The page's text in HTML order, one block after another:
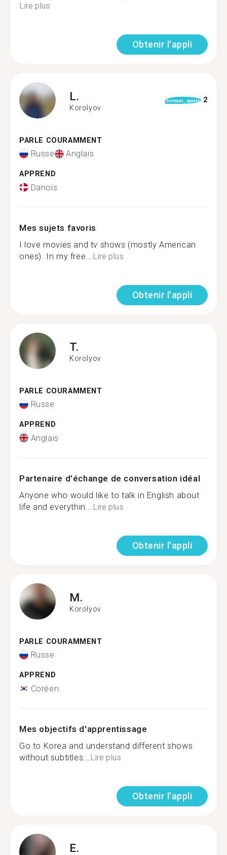
Lire plus
Obtenir l'appli
L.
Korolyov
format_quote 2
PARLE COURAMMENT
Russe Anglais
APPREND
Danois
Mes sujets favoris
I love movies and tv shows (mostly American
ones). In my free... Lire plus
Obtenir l'appli
T.
Korolyov
PARLE COURAMMENT
Russe
APPREND
Anglais
Partenaire d'échange de conversation idéal
Anyone who would like to talk in English about
life and everythin... Lire plus
Obtenir l'appli
M.
Korolyov
PARLE COURAMMENT
Russe
APPREND
Coréen
Mes objectifs d'apprentissage
Go to Korea and understand different shows
without subtitles... Lire plus
Obtenir l'appli
E.